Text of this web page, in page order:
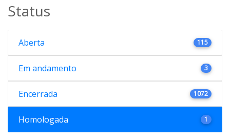
Status
Aberta 115
Em andamento 3
Encerrada 1072
Homologada 1